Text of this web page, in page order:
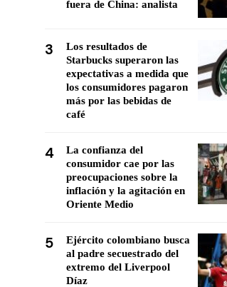
fuera de China: analista
3
Los resultados de
Starbucks superaron las
expectativas a medida que
los consumidores pagaron
más por las bebidas de
café
4
La confianza del
consumidor cae por las
preocupaciones sobre la
inflación y la agitación en
Oriente Medio
5
Ejército colombiano busca
al padre secuestrado del
extremo del Liverpool
Díaz